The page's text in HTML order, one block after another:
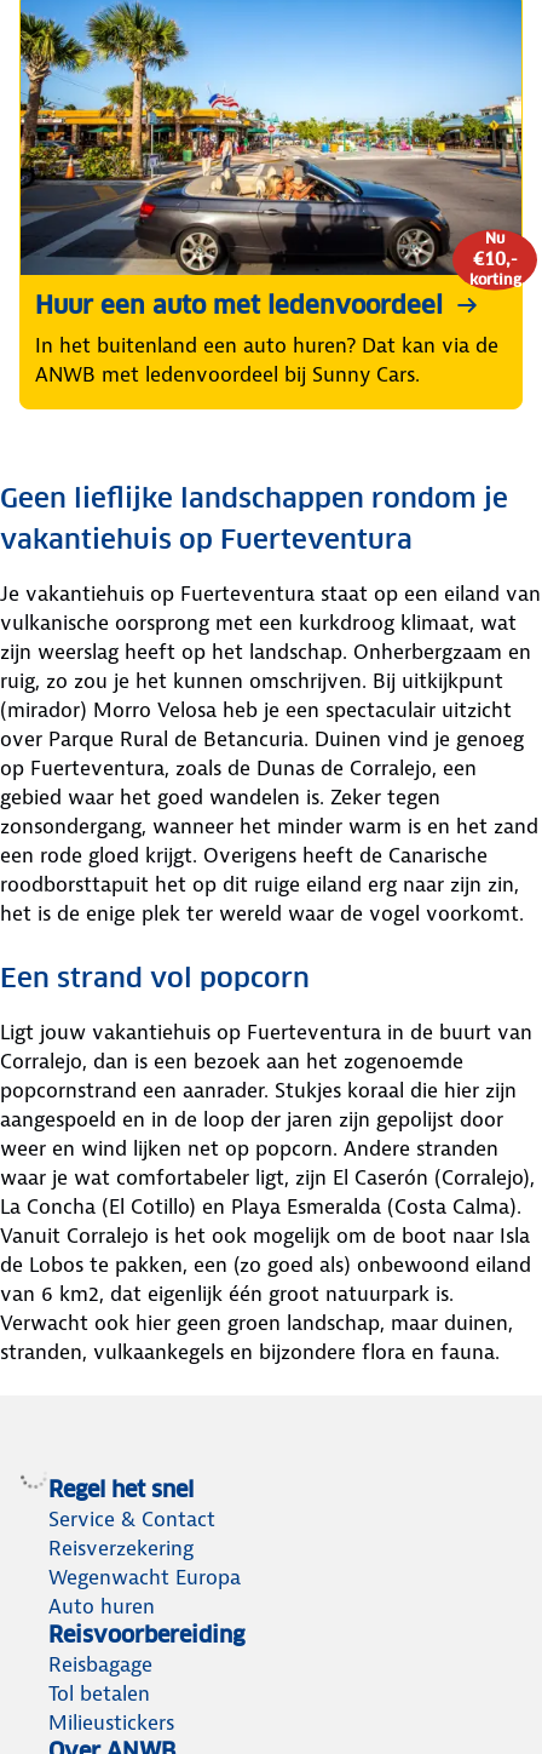
Nu
€10,-
korting
Huur een auto met ledenvoordeel
In het buitenland een auto huren? Dat kan via de
ANWB met ledenvoordeel bij Sunny Cars.
Geen lieflijke landschappen rondom je
vakantiehuis op Fuerteventura
Je vakantiehuis op Fuerteventura staat op een eiland van
vulkanische oorsprong met een kurkdroog klimaat, wat
zijn weerslag heeft op het landschap. Onherbergzaam en
ruig, zo zou je het kunnen omschrijven. Bij uitkijkpunt
(mirador) Morro Velosa heb je een spectaculair uitzicht
over Parque Rural de Betancuria. Duinen vind je genoeg
op Fuerteventura, zoals de Dunas de Corralejo, een
gebied waar het goed wandelen is. Zeker tegen
zonsondergang, wanneer het minder warm is en het zand
een rode gloed krijgt. Overigens heeft de Canarische
roodborsttapuit het op dit ruige eiland erg naar zijn zin,
het is de enige plek ter wereld waar de vogel voorkomt.
Een strand vol popcorn
Ligt jouw vakantiehuis op Fuerteventura in de buurt van
Corralejo, dan is een bezoek aan het zogenoemde
popcornstrand een aanrader. Stukjes koraal die hier zijn
aangespoeld en in de loop der jaren zijn gepolijst door
weer en wind lijken net op popcorn. Andere stranden
waar je wat comfortabeler ligt, zijn El Caserón (Corralejo),
La Concha (El Cotillo) en Playa Esmeralda (Costa Calma).
Vanuit Corralejo is het ook mogelijk om de boot naar Isla
de Lobos te pakken, een (zo goed als) onbewoond eiland
van 6 km2, dat eigenlijk één groot natuurpark is.
Verwacht ook hier geen groen landschap, maar duinen,
stranden, vulkaankegels en bijzondere flora en fauna.
Regel het snel
Service & Contact
Reisverzekering
Wegenwacht Europa
Auto huren
Reisvoorbereiding
Reisbagage
Tol betalen
Milieustickers